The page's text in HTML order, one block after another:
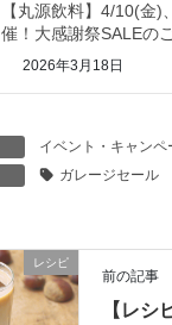
【丸源飲料】4/10(金)
催！大感謝祭SALEの
2026年3月18日
イベント・キャンペ
ガレージセール
レシピ
前の記事
【レシ